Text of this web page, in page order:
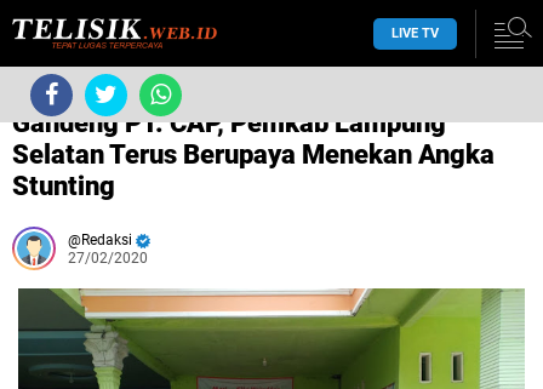
LIVE TV
/Pemkab Lampung Selatan
Gandeng PT. CAP, Pemkab Lampung
Selatan Terus Berupaya Menekan Angka
Stunting
Redaksi
27/02/2020